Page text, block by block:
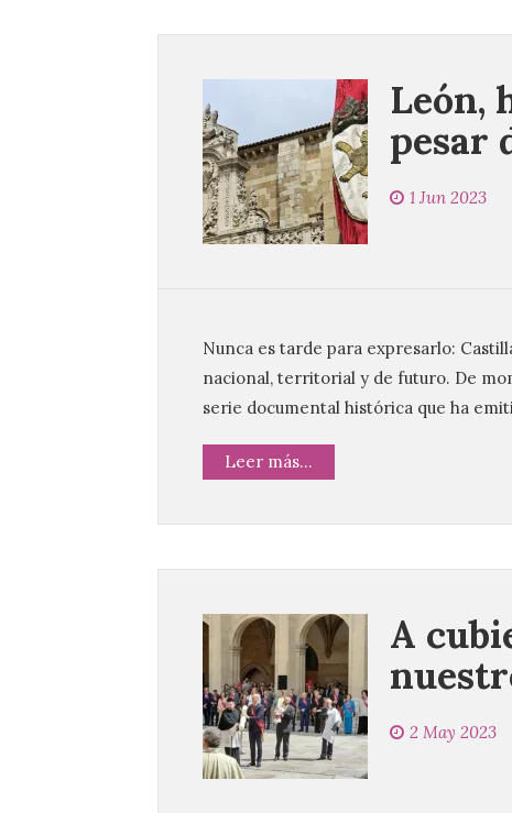
León,
pesar
1 Jun 2023
Nunca es tarde para expresarlo:
nacional, territorial y de futuro. De
serie documental histórica que ha
Leer más...
A
2 May 2023